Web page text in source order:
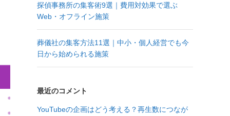
探偵事務所の集客術9選｜費用対効果で選ぶ
Web・オフライン施策
葬儀社の集客方法11選｜中小・個人経営でも今
日から始められる施策
最近のコメント
YouTubeの企画はどう考える？再生数につなが